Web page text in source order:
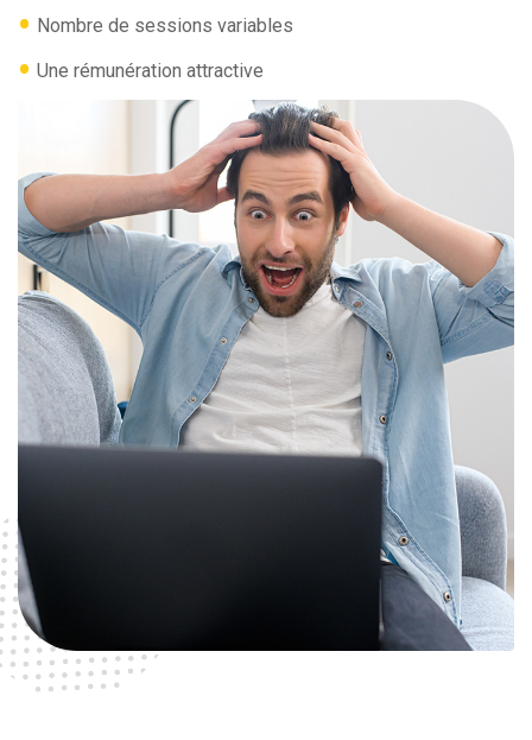
• Nombre de sessions variables
• Une rémunération attractive